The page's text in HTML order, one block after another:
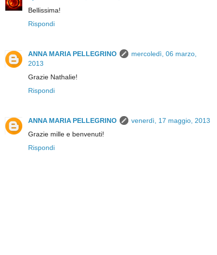
Bellissima!
Rispondi
ANNA MARIA PELLEGRINO
mercoledì, 06 marzo,
2013
Grazie Nathalie!
Rispondi
ANNA MARIA PELLEGRINO
venerdì, 17 maggio, 2013
Grazie mille e benvenuti!
Rispondi